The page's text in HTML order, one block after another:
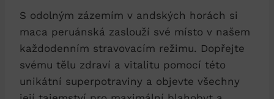
S odolným zázemím v andských horách si
maca peruánská zaslouží své místo v našem
každodenním stravovacím režimu. Dopřejte
svému tělu zdraví a vitalitu pomocí této
unikátní superpotraviny a objevte všechny